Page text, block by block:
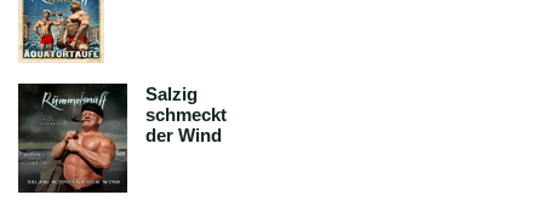
Salzig
schmeckt
der Wind